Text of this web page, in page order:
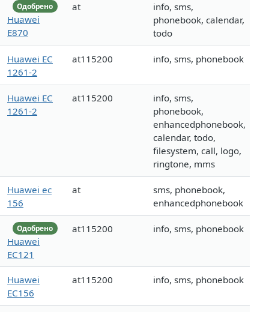
Одобрено
Huawei
E870
at
info, sms,
phonebook, calendar,
todo
Huawei EC
1261-2
at115200 info, sms, phonebook
Huawei EC
1261-2
at115200
info, sms,
phonebook,
enhancedphonebook,
calendar, todo,
filesystem, call, logo,
ringtone, mms
Huawei ec
156
at
sms, phonebook,
enhancedphonebook
Одобрено
Huawei
EC121
at115200 info, sms, phonebook
Huawei
EC156
at115200 info, sms, phonebook